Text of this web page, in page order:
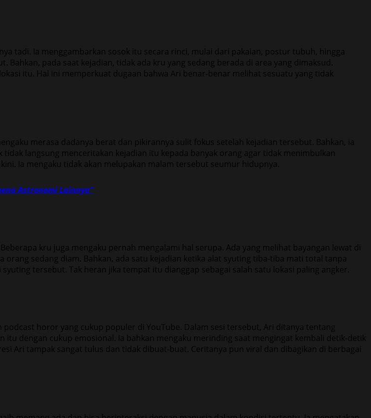
tadi. Ia menggambarkan sosok itu secara rinci, mulai dari pakaian, postur tubuh, hingga
pada saat kejadian, tidak ada kru yang sedang berada di area yang dimaksud.
itu. Hal ini memperkuat dugaan bahwa Ari benar-benar melihat sesuatu yang tidak
merasa dadanya berat dan pikirannya sulit fokus setelah kejadian tersebut. Bahkan, ia
langsung menceritakan kejadian itu kepada banyak orang agar tidak menimbulkan
Ia mengaku tidak akan melupakan malam tersebut seumur hidupnya.
Astronomi Lainnya”
kru juga mengaku pernah mengalami hal serupa. Ada yang melihat bayangan lewat di
sedang diam. Bahkan, ada satu kejadian ketika alat syuting tiba-tiba mati total tanpa
tersebut. Tak heran jika tempat itu dianggap sebagai salah satu lokasi paling angker.
horor yang cukup populer di YouTube. Dalam sesi tersebut, Ari ditanya tentang
dengan cukup emosional. Ia bahkan mengaku merinding saat mengingat kembali detik-detik
Ari tampak sangat tulus dan tidak dibuat-buat. Ceritanya pun viral dan dibagikan di berbagai